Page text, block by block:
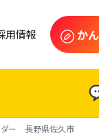
用情報 か
ダー 長野県佐久市